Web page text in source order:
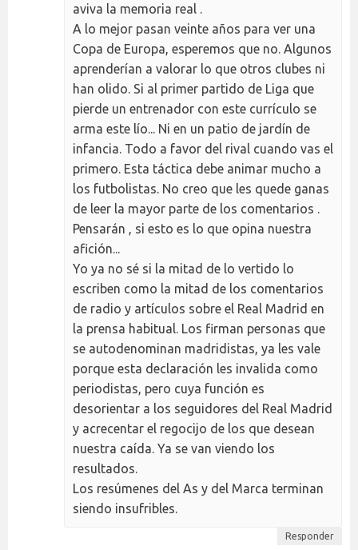
aviva la memoria real .
A lo mejor pasan veinte años para ver una
Copa de Europa, esperemos que no. Algunos
aprenderían a valorar lo que otros clubes ni
han olido. Si al primer partido de Liga que
pierde un entrenador con este currículo se
arma este lío... Ni en un patio de jardín de
infancia. Todo a favor del rival cuando vas el
primero. Esta táctica debe animar mucho a
los futbolistas. No creo que les quede ganas
de leer la mayor parte de los comentarios .
Pensarán , si esto es lo que opina nuestra
afición...
Yo ya no sé si la mitad de lo vertido lo
escriben como la mitad de los comentarios
de radio y artículos sobre el Real Madrid en
la prensa habitual. Los firman personas que
se autodenominan madridistas, ya les vale
porque esta declaración les invalida como
periodistas, pero cuya función es
desorientar a los seguidores del Real Madrid
y acrecentar el regocijo de los que desean
nuestra caída. Ya se van viendo los
resultados.
Los resúmenes del As y del Marca terminan
siendo insufribles.
Responder